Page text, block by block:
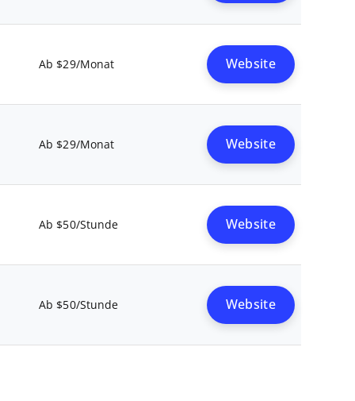
Ab $29/Monat Website
Ab $29/Monat Website
Ab $50/Stunde Website
Ab $50/Stunde Website